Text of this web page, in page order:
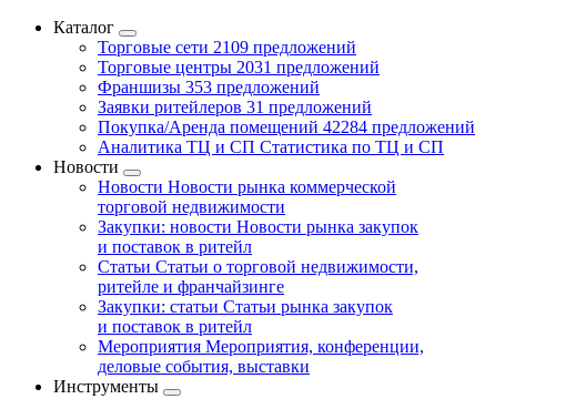
Каталог
Торговые сети 2109 предложений
Торговые центры 2031 предложений
Франшизы 353 предложений
Заявки ритейлеров 31 предложений
Покупка/Аренда помещений 42284 предложений
Аналитика ТЦ и СП Статистика по ТЦ и СП
Новости
Новости Новости рынка коммерческой
торговой недвижимости
Закупки: новости Новости рынка закупок
и поставок в ритейл
Статьи Статьи о торговой недвижимости,
ритейле и франчайзинге
Закупки: статьи Статьи рынка закупок
и поставок в ритейл
Мероприятия Мероприятия, конференции,
деловые события, выставки
Инструменты